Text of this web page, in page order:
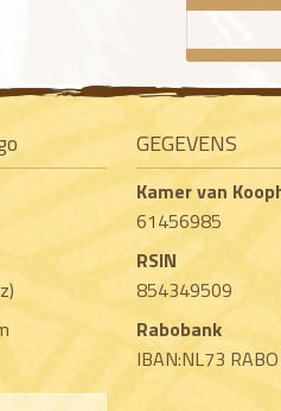
GEGEVENS
Kamer van
61456985
RSIN
854349509
Rabobank
IBAN:NL73